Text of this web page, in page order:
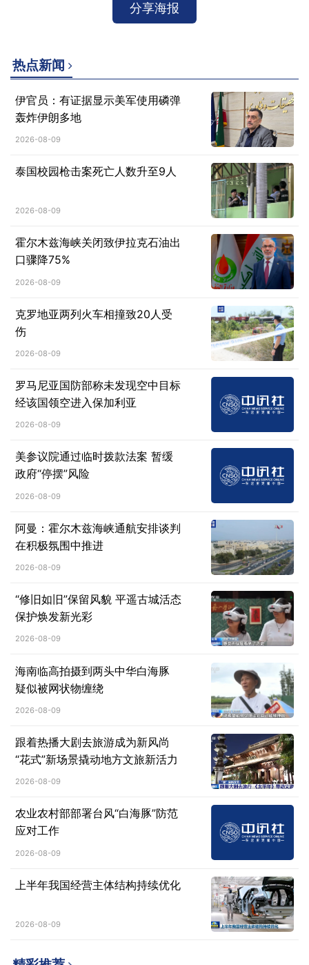
分享海报
热点新闻
伊官员：有证据显示美军使用磷弹
轰炸伊朗多地
2026-08-09
泰国校园枪击案死亡人数升至9人
2026-08-09
霍尔木兹海峡关闭致伊拉克石油出
口骤降75%
2026-08-09
克罗地亚两列火车相撞致20人受
伤
2026-08-09
罗马尼亚国防部称未发现空中目标
经该国领空进入保加利亚
2026-08-09
美参议院通过临时拨款法案 暂缓
政府“停摆”风险
2026-08-09
阿曼：霍尔木兹海峡通航安排谈判
在积极氛围中推进
2026-08-09
“修旧如旧”保留风貌 平遥古城活态
保护焕发新光彩
2026-08-09
海南临高拍摄到两头中华白海豚
疑似被网状物缠绕
2026-08-09
跟着热播大剧去旅游成为新风尚
“花式”新场景撬动地方文旅新活力
2026-08-09
农业农村部部署台风“白海豚”防范
应对工作
2026-08-09
上半年我国经营主体结构持续优化
2026-08-09